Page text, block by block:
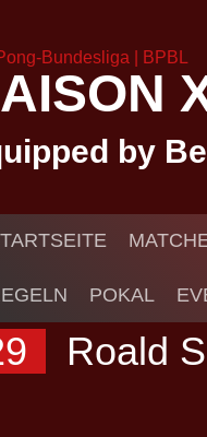
by
POKAL
Roald